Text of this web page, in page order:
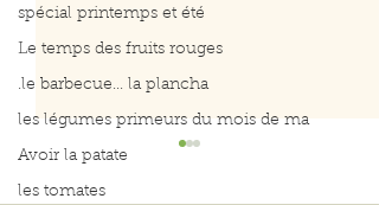
spécial printemps et été
Le temps des fruits rouges
.le barbecue... la plancha
les légumes primeurs du mois de ma
Avoir la patate
les tomates